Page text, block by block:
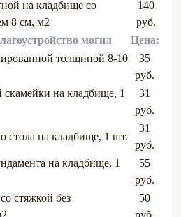
на кладбище со
8 см, м2
140
руб.
могил
Цена:
толщиной 8-10
35
руб.
на кладбище, 1
31
руб.
стола на кладбище, 1 шт.
31
руб.
на кладбище, 1
55
руб.
стяжкой без
50
руб.